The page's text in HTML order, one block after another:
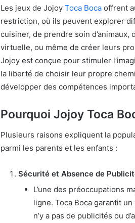
Les jeux de Jojoy Toca Boca offrent
restriction, où ils peuvent explorer
cuisiner, de prendre soin
virtuelle, ou même de créer leurs
Jojoy est conçue pour stimuler
la liberté de choisir leur propre
développer des compétences
Pourquoi Jojoy Toca
Plusieurs raisons expliquent la
parmi les parents et les enfants :
Sécurité et Absence de
L’une des préoccupations
ligne. Toca Boca garantit
n’y a pas de publicités ou